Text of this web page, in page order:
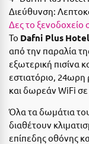
Η
Ηλεία
Ηράκλειο
Θ
Θάσος
Θεσσαλονίκη
Διεύθυνση:
Δες το ξενοδοχείο
Το Dafni Plus Hotel
από την παραλία
εξωτερική πισίνα
εστιατόριο,
και δωρεάν WiFi
Όλα τα δωμάτια
διαθέτουν
επίπεδης οθόνης